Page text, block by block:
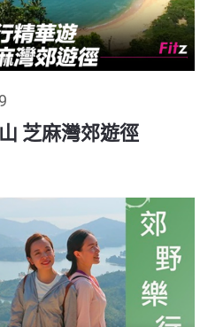
芝麻灣郊遊徑